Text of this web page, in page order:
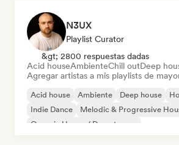
N3UX
Playlist Curator
&gt; 2800 respuestas dadas
Acid houseAmbienteChill outDeep
Agregar artistas a mis playlists de
Acid house Ambiente Deep house
Indie Dance
Melodic & Progressive
Organic House / Downtempo